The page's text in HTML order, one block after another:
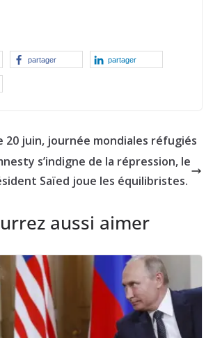
partager partager
20 juin, journée mondiales réfugiés
s’indigne de la répression, le
Saïed joue les équilibristes.
aussi aimer